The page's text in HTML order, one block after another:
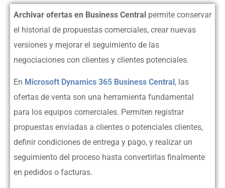
Archivar ofertas en Business Central permite conservar
el historial de propuestas comerciales, crear nuevas
versiones y mejorar el seguimiento de las
negociaciones con clientes y clientes potenciales.
En Microsoft Dynamics 365 Business Central , las
ofertas de venta son una herramienta fundamental
para los equipos comerciales. Permiten registrar
propuestas enviadas a clientes o potenciales clientes,
definir condiciones de entrega y pago, y realizar un
seguimiento del proceso hasta convertirlas finalmente
en pedidos o facturas.